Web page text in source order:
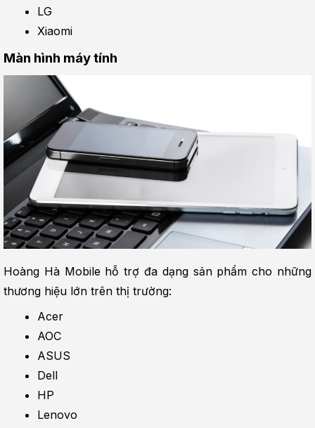
LG
Xiaomi
Màn hình máy tính
Hoàng Hà Mobile hỗ trợ đa dạng sản phẩm cho những
thương hiệu lớn trên thị trường:
Acer
AOC
ASUS
Dell
HP
Lenovo